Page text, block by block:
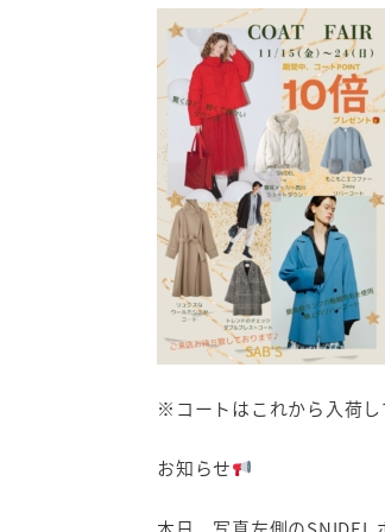
※コートはこれから入荷し
お知らせ